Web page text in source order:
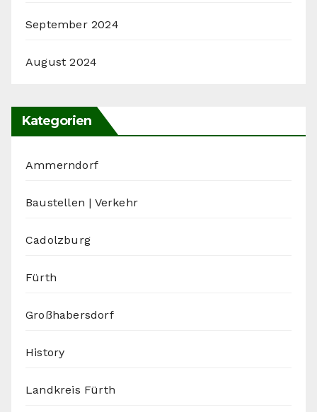
September 2024
August 2024
Kategorien
Ammerndorf
Baustellen | Verkehr
Cadolzburg
Fürth
Großhabersdorf
History
Landkreis Fürth